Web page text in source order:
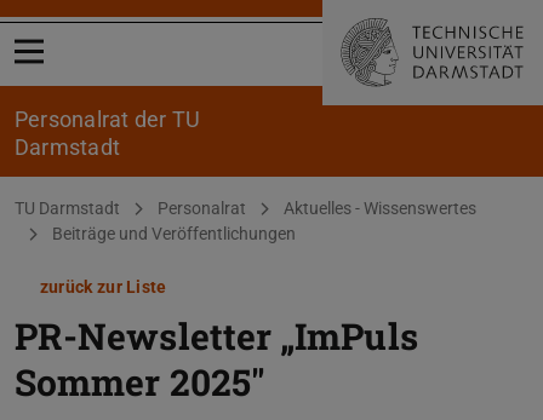
Menü öffnen
Personalrat der TU
Darmstadt
Sie befinden sich hier:
TU Darmstadt Personalrat
Aktuelles - Wissenswertes
Beiträge und Veröffentlichungen
zurück zur Liste
PR-Newsletter „ImPuls
Sommer 2025"